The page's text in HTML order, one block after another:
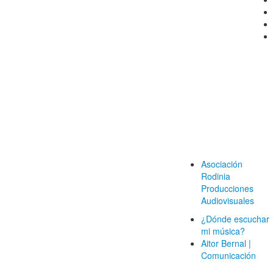
Asociación
Rodinia
Producciones
Audiovisuales
¿Dónde escuchar
mi música?
Aitor Bernal |
Comunicación